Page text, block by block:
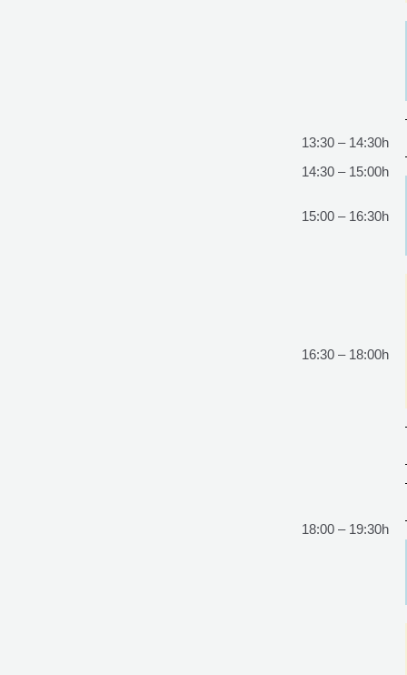
13:30 – 14:30h
14:30 – 15:00h
15:00 – 16:30h
16:30 – 18:00h
18:00 – 19:30h